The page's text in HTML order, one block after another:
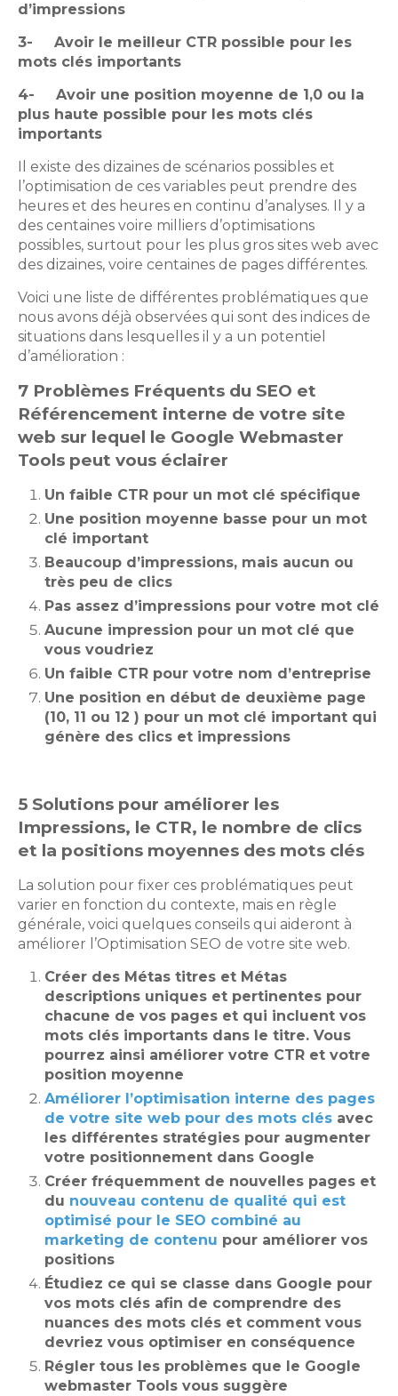
d’impressions
3-
Avoir le meilleur CTR possible pour les
mots clés importants
4-
Avoir une position moyenne de 1,0 ou la
plus haute possible pour les mots clés
importants
Il existe des dizaines de scénarios possibles et
l’optimisation de ces variables peut prendre des
heures et des heures en continu d’analyses. Il y a
des centaines voire milliers d’optimisations
possibles, surtout pour les plus gros sites web avec
des dizaines, voire centaines de pages différentes.
Voici une liste de différentes problématiques que
nous avons déjà observées qui sont des indices de
situations dans lesquelles il y a un potentiel
d’amélioration :
7 Problèmes Fréquents du SEO et
Référencement interne de votre site
web sur lequel le Google Webmaster
Tools peut vous éclairer
Un faible CTR pour un mot clé spécifique
Une position moyenne basse pour un mot
clé important
Beaucoup d’impressions, mais aucun ou
très peu de clics
Pas assez d’impressions pour votre mot clé
Aucune impression pour un mot clé que
vous voudriez
Un faible CTR pour votre nom d’entreprise
Une position en début de deuxième page
(10, 11 ou 12 ) pour un mot clé important qui
génère des clics et impressions
5 Solutions pour améliorer les
Impressions, le CTR, le nombre de clics
et la positions moyennes des mots clés
La solution pour fixer ces problématiques peut
varier en fonction du contexte, mais en règle
générale, voici quelques conseils qui aideront à
améliorer l’Optimisation SEO de votre site web.
Créer des Métas titres et Métas
descriptions uniques et pertinentes pour
chacune de vos pages et qui incluent vos
mots clés importants dans le titre. Vous
pourrez ainsi améliorer votre CTR et votre
position moyenne
Améliorer l’optimisation interne des pages
de votre site web pour des mots clés avec
les différentes stratégies pour augmenter
votre positionnement dans Google
Créer fréquemment de nouvelles pages et
du nouveau contenu de qualité qui est
optimisé pour le SEO combiné au
marketing de contenu pour améliorer vos
positions
Étudiez ce qui se classe dans Google pour
vos mots clés afin de comprendre des
nuances des mots clés et comment vous
devriez vous optimiser en conséquence
Régler tous les problèmes que le Google
webmaster Tools vous suggère